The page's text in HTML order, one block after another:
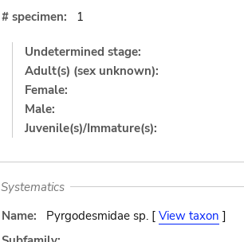
# specimen:
1
Undetermined stage:
Adult(s) (sex unknown):
Female:
Male:
Juvenile(s)/Immature(s):
Systematics
Name:
Pyrgodesmidae sp. [ View taxon ]